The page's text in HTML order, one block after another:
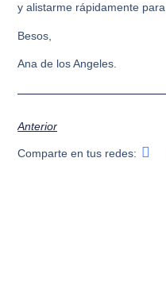
y alistarme rápidamente
Besos,
Ana de los Angeles.
Anterior
Comparte en tus redes: